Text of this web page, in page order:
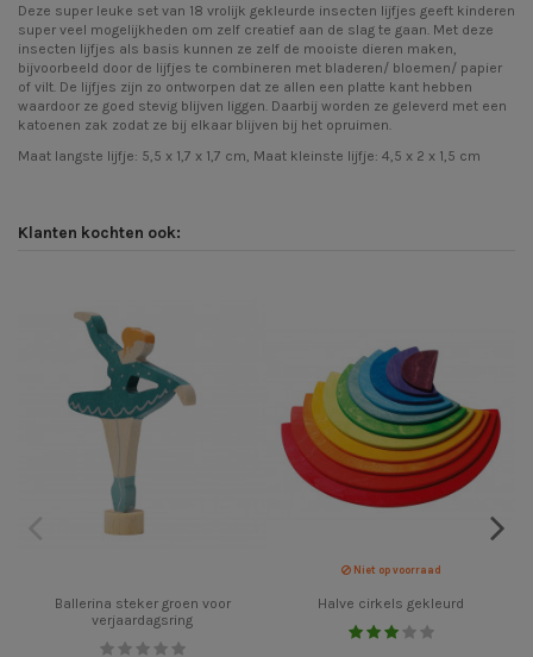
Deze super leuke set van 18 vrolijk gekleurde insecten lijfjes geeft kinderen
super veel mogelijkheden om zelf creatief aan de slag te gaan. Met deze
insecten lijfjes als basis kunnen ze zelf de mooiste dieren maken,
bijvoorbeeld door de lijfjes te combineren met bladeren/ bloemen/ papier
of vilt. De lijfjes zijn zo ontworpen dat ze allen een platte kant hebben
waardoor ze goed stevig blijven liggen. Daarbij worden ze geleverd met een
katoenen zak zodat ze bij elkaar blijven bij het opruimen.
Maat langste lijfje: 5,5 x 1,7 x 1,7 cm, Maat kleinste lijfje: 4,5 x 2 x 1,5 cm
Klanten kochten ook:
Ballerina steker groen voor
verjaardagsring
Niet op voorraad
Halve cirkels gekleurd